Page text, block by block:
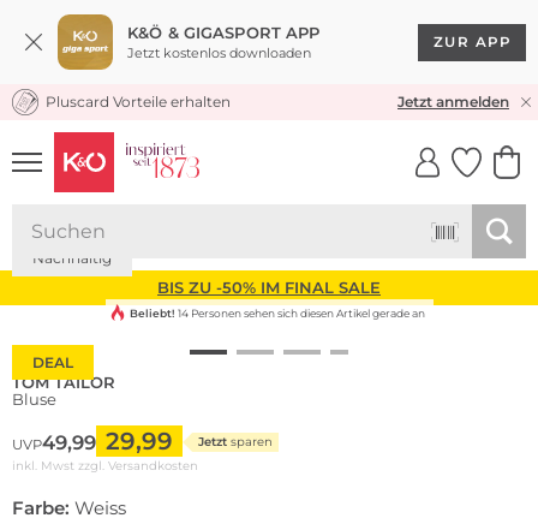
K&Ö & GIGASPORT APP
Jetzt kostenlos downloaden
ZUR APP
KOSTENLOSER VERSAND* & RÜCKVERSAND
Pluscard Vorteile erhalten Jetzt anmelden
UNSERE APP
CLICK &
BIS ZU -50% IM FINAL SALE
DEAL
Nachhaltig
Beliebt! 14 Personen sehen sich diesen Artikel gerade an
TOM TAILOR
Bluse
UVP49,99 29,99 Jetzt sparen
inkl. Mwst zzgl. Versandkosten
Farbe: Weiss